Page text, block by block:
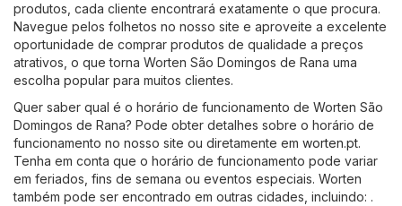
produtos, cada cliente encontrará exatamente o que procura.
Navegue pelos folhetos no nosso site e aproveite a excelente
oportunidade de comprar produtos de qualidade a preços
atrativos, o que torna Worten São Domingos de Rana uma
escolha popular para muitos clientes.
Quer saber qual é o horário de funcionamento de Worten São
Domingos de Rana? Pode obter detalhes sobre o horário de
funcionamento no nosso site ou diretamente em worten.pt.
Tenha em conta que o horário de funcionamento pode variar
em feriados, fins de semana ou eventos especiais. Worten
também pode ser encontrado em outras cidades, incluindo: .